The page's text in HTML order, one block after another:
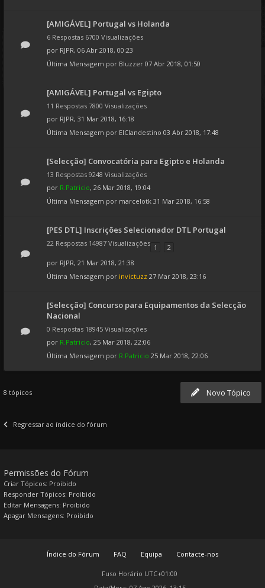
[AMIGÁVEL] Portugal vs Holanda
6 Respostas 6700 Visualizações
por RJPR, 06 Abr 2018, 00:23
Última Mensagem por Bluzzer 07 Abr 2018, 01:50
[AMIGÁVEL] Portugal vs Egipto
11 Respostas 7800 Visualizações
por RJPR, 31 Mar 2018, 16:18
Última Mensagem por ElClandestino 03 Abr 2018, 17:48
[Selecção] Convocatória para Egipto e Holanda
13 Respostas 9248 Visualizações
por R.Patricio, 26 Mar 2018, 19:04
Última Mensagem por marcelotk 31 Mar 2018, 16:58
[PES DTL] Inscrições Selecionador DTL Portugal
22 Respostas 14987 Visualizações 1
2
por RJPR, 21 Mar 2018, 21:38
Última Mensagem por invictuzz 27 Mar 2018, 23:16
[Selecção] Concurso para Equipamentos da Selecção
Nacional
0 Respostas 18945 Visualizações
por R.Patricio, 25 Mar 2018, 22:06
Última Mensagem por R.Patricio 25 Mar 2018, 22:06
Novo Tópico
8 tópicos
Regressar ao índice do fórum
Permissões do Fórum
Criar Tópicos: Proibido
Responder Tópicos: Proibido
Editar Mensagens: Proibido
Apagar Mensagens: Proibido
Índice do Fórum FAQ Equipa Contacte-nos
Fuso Horário UTC+01:00